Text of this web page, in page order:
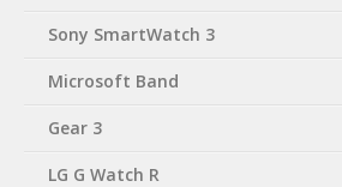
Sony SmartWatch 3
Microsoft Band
Gear 3
LG G Watch R